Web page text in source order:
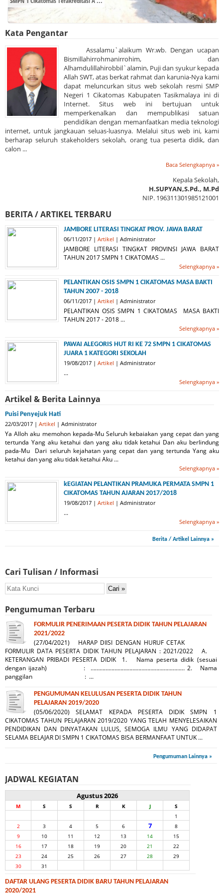
Kata Pengantar
Assalamu`alaikum Wr.wb. Dengan ucapan
Bismillahirrohmanirrohim, dan
Alhamdulillahirobbil`alamin, Puji dan syukur kepada
Allah SWT, atas berkat rahmat dan karunia-Nya kami
dapat meluncurkan situs web sekolah resmi SMP
Negeri 1 Cikatomas Kabupaten Tasikmalaya ini di
Internet. Situs web ini bertujuan untuk
memperkenalkan dan mempublikasi satuan
pendidikan dengan memanfaatkan media teknologi
internet, untuk jangkauan seluas-luasnya. Melalui situs web ini, kami
berharap seluruh stakeholders sekolah, orang tua peserta didik, dan
calon ...
Baca Selengkapnya »
Kepala Sekolah,
H.SUPYAN,S.Pd., M.Pd
NIP. 196311301985121001
BERITA / ARTIKEL TERBARU
JAMBORE LITERASI TINGKAT PROV. JAWA BARAT
06/11/2017 | Artikel | Administrator
JAMBORE LITERASI TINGKAT PROVINSI JAWA BARAT
TAHUN 2017 SMPN 1 CIKATOMAS ...
Selengkapnya »
PELANTIKAN OSIS SMPN 1 CIKATOMAS MASA BAKTI
TAHUN 2007 - 2018
06/11/2017 | Artikel | Administrator
PELANTIKAN OSIS SMPN 1 CIKATOMAS MASA BAKTI
TAHUN 2017 - 2018 ...
Selengkapnya »
PAWAI ALEGORIS HUT RI KE 72 SMPN 1 CIKATOMAS
JUARA 1 KATEGORI SEKOLAH
19/08/2017 | Artikel | Administrator
...
Selengkapnya »
Artikel & Berita Lainnya
Puisi Penyejuk Hati
22/03/2017 | Artikel | Administrator
Ya Alloh aku memohon kepada-Mu Seluruh kebaiakan yang cepat dan yang
tertunda Yang aku ketahui dan yang aku tidak ketahui Dan aku berlindung
pada-Mu Dari seluruh kejahatan yang cepat dan yang tertunda Yang aku
ketahui dan yang aku tidak ketahui Aku ...
Selengkapnya »
kEGIATAN PELANTIKAN PRAMUKA PERMATA SMPN 1
CIKATOMAS TAHUN AJARAN 2017/2018
19/08/2017 | Artikel | Administrator
...
Selengkapnya »
Berita / Artikel Lainnya »
Cari Tulisan / Informasi
Pengumuman Terbaru
FORMULIR PENERIMAAN PESERTA DIDIK TAHUN PELAJARAN
2021/2022
(27/04/2021) HARAP DIISI DENGAN HURUF CETAK
FORMULIR DATA PESERTA DIDIK TAHUN PELAJARAN : 2021/2022 A.
KETERANGAN PRIBADI PESERTA DIDIK 1. Nama peserta didik (sesuai
dengan ijazah) : ……………………………………………………… 2. Nama
panggilan : ...
PENGUMUMAN KELULUSAN PESERTA DIDIK TAHUN
PELAJARAN 2019/2020
(05/06/2020) SELAMAT KEPADA PESERTA DIDIK SMPN 1
CIKATOMAS TAHUN PELAJARAN 2019/2020 YANG TELAH MENYELESAIKAN
PENDIDIKAN DAN DINYATAKAN LULUS, SEMOGA ILMU YANG DIDAPAT
SELAMA BELAJAR DI SMPN 1 CIKATOMAS BISA BERMANFAAT UNTUK ...
Pengumuman Lainnya »
JADWAL KEGIATAN
Agustus 2026
M S S R K J
S
1
2
3 4 5 6 7
8
9
10 11 12 13 14
15
16
17 18 19 20 21
22
23
24 25 26 27 28
29
30
31
DAFTAR ULANG PESERTA DIDIK BARU TAHUN PELAJARAN
2020/2021